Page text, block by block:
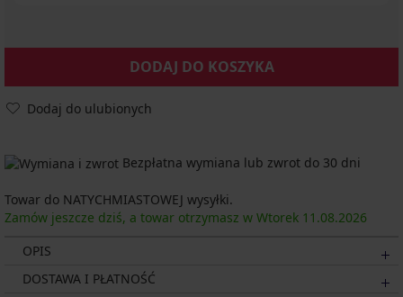
DODAJ DO KOSZYKA
Dodaj do ulubionych
Bezpłatna wymiana lub zwrot do 30 dni
Towar do NATYCHMIASTOWEJ wysyłki.
Zamów jeszcze dziś, a towar otrzymasz w Wtorek 11.08.2026
OPIS
DOSTAWA I PŁATNOŚĆ